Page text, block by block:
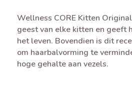
Wellness CORE Kitten
geest van elke kitten en geeft
het leven. Bovendien is dit
om haarbalvorming te
hoge gehalte aan vezels.